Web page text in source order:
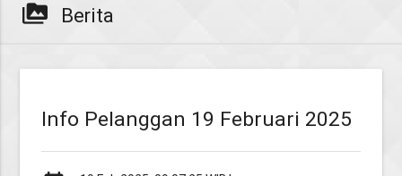
perm_media Berita
Info Pelanggan 19 Februari 2025